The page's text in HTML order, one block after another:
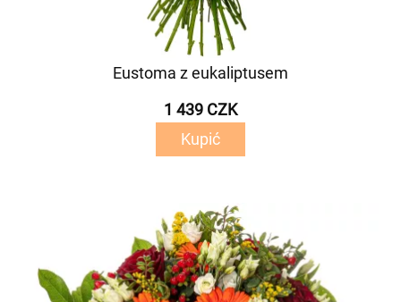
Eustoma z eukaliptusem
1 439 CZK
Kupić